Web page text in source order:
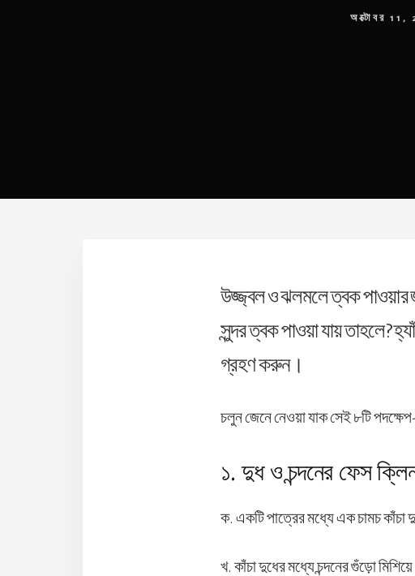
অক্টোবর 11,
উজ্জ্বল ও ঝলমলে ত্বক পাওয়ার
সুন্দর ত্বক পাওয়া যায় তাহলে?
গ্রহণ করুন।
চলুন জেনে নেওয়া যাক সেই ৮টি
১. দুধ ও চন্দনের ফেস
ক. একটি পাত্রের মধ্যে এক চামচ কাঁচা
খ. কাঁচা দুধের মধ্যে চন্দনের গুঁড়ো